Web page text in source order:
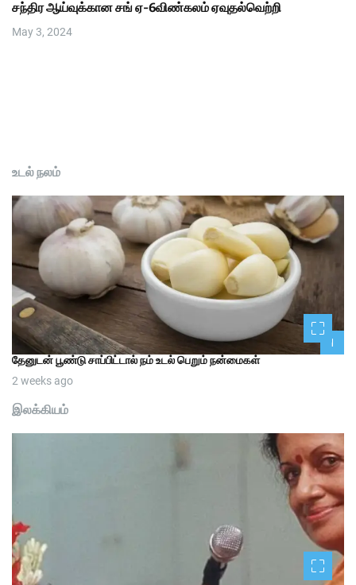
சந்திர ஆய்வுக்கான சங் ஏ-6விண்கலம் ஏவுதல்வெற்றி
May 3, 2024
உடல் நலம்
1
தேனுடன் பூண்டு சாப்பிட்டால் நம் உடல் பெறும் நன்மைகள்
2 weeks ago
இலக்கியம்